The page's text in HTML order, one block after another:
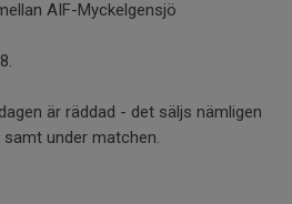
AIF-Myckelgensjö
är räddad - det säljs nämligen
under matchen.